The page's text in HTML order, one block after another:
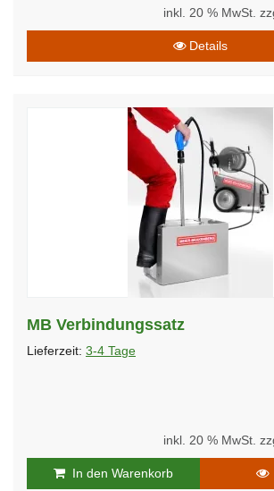
inkl. 20 % MwSt.
Details
MB Verbindungssatz
Lieferzeit: 3-4 Tage
inkl. 20 % MwSt.
In den Warenkorb